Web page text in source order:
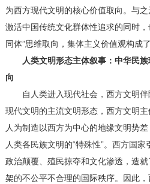
为西方现代文明的核心价值取向。与
激活中国传统文化群体性追求的同时
同体”思维取向，集体主义价值观构成
人类文明形态主体叙事：中华民
向
自人类进入现代社会，西方文明伴
现代文明的主流文明形态，西方文明
人为制造以西方为中心的地缘文明势
人类各民族文明的“特殊性”。西方国家
政治颠覆、殖民掠夺和文化渗透，造
架的不公平不合理的国际秩序。因此